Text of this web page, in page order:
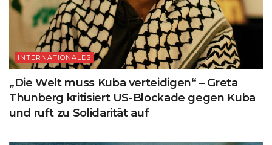
INTERNATIONALES
„Die Welt muss Kuba verteidigen“ – Greta
Thunberg kritisiert US-Blockade gegen Kuba
und ruft zu Solidarität auf